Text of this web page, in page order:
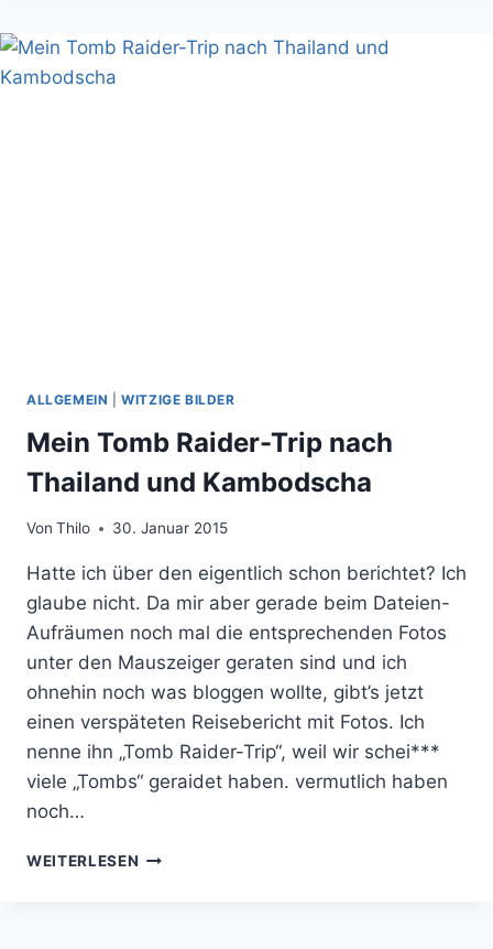
ARTEN
ALLGEMEIN |WITZIGE BILDER
Mein Tomb Raider-Trip nach
Thailand und Kambodscha
Von Thilo 30. Januar 2015
Hatte ich über den eigentlich schon berichtet? Ich
glaube nicht. Da mir aber gerade beim Dateien-
Aufräumen noch mal die entsprechenden Fotos
unter den Mauszeiger geraten sind und ich
ohnehin noch was bloggen wollte, gibt’s jetzt
einen verspäteten Reisebericht mit Fotos. Ich
nenne ihn „Tomb Raider-Trip“, weil wir schei***
viele „Tombs“ geraidet haben. vermutlich haben
noch…
WEITERLESEN MEIN